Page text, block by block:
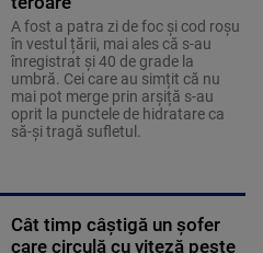
A fost a patra zi de foc și cod roșu
în vestul țării, mai ales că s-au
înregistrat și 40 de grade la
umbră. Cei care au simțit că nu
mai pot merge prin arșiță s-au
oprit la punctele de hidratare ca
să-și tragă sufletul.
Cât timp câștigă un șofer
care circulă cu viteză peste